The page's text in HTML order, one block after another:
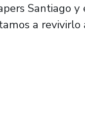
Santiago y
a revivirlo